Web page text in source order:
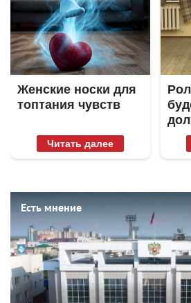
Женские носки для
топтания чувств
Читать далее
Есть мнение